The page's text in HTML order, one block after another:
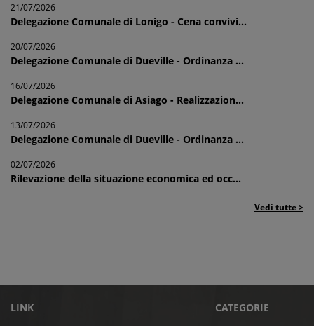
21/07/2026
Delegazione Comunale di Lonigo - Cena convivi...
20/07/2026
Delegazione Comunale di Dueville - Ordinanza ...
16/07/2026
Delegazione Comunale di Asiago - Realizzazion...
13/07/2026
Delegazione Comunale di Dueville - Ordinanza ...
02/07/2026
Rilevazione della situazione economica ed occ...
Vedi tutte >
LINK CATEGORIE